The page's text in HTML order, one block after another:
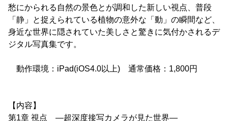
愁にかられる自然の景色とが調和した新しい視点、普段
「静」と捉えられている植物の意外な「動」の瞬間など、
身近な世界に隠されていた美しさと驚きに気付かされるデ
ジタル写真集です。
動作環境：iPad(iOS4.0以上) 通常価格：1,800円
【内容】
第1章 視点 ―超深度接写カメラが見た世界―